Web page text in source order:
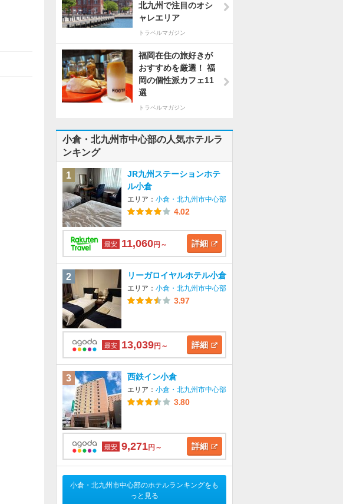
北九州で注目のオシ
ャレエリア
トラベルマガジン
福岡在住の旅好きが
おすすめを厳選！ 福
岡の個性派カフェ11
選
トラベルマガジン
小倉・北九州市中心部の人気ホテルラ
ンキング
1
JR九州ステーションホテ
ル小倉
エリア： 小倉・北九州市中心部
4.02
最安 11,060円～ 詳細
2 リーガロイヤルホテル小倉
エリア： 小倉・北九州市中心部
3.97
最安 13,039円～ 詳細
3 西鉄イン小倉
エリア： 小倉・北九州市中心部
3.80
最安 9,271円～ 詳細
小倉・北九州市中心部のホテルランキングをも
っと見る